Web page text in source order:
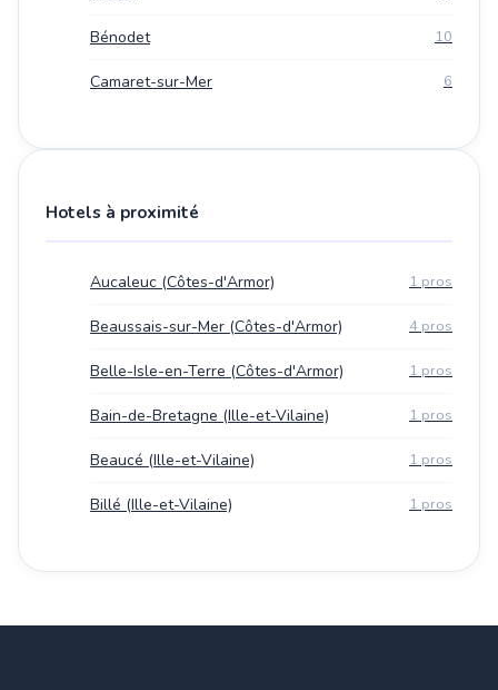
Bénodet 10
Camaret-sur-Mer 6
Hotels à proximité
Aucaleuc (Côtes-d'Armor) 1 pros
Beaussais-sur-Mer (Côtes-d'Armor) 4 pros
Belle-Isle-en-Terre (Côtes-d'Armor) 1 pros
Bain-de-Bretagne (Ille-et-Vilaine) 1 pros
Beaucé (Ille-et-Vilaine) 1 pros
Billé (Ille-et-Vilaine) 1 pros